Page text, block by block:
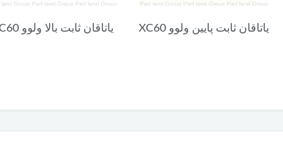
یاتاقان ثابت پایین ولوو XC60 یاتاقان ثابت بالا ولوو XC60